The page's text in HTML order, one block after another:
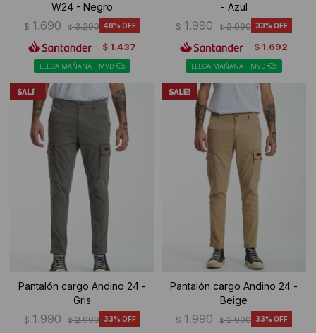
W24 - Negro
$ 1.690 $ 3.290 48
$ 1.437
LLEGA MAÑANA - MVD
- Azul
$ 1.990 $ 2.990 33
$ 1.692
LLEGA MAÑANA - MVD
Pantalón cargo Andino 24 -
Gris
$ 1.990 $ 2.990 33
Pantalón cargo Andino 24 -
Beige
$ 1.990 $ 2.990 33